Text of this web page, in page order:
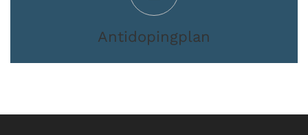
Antidopingplan